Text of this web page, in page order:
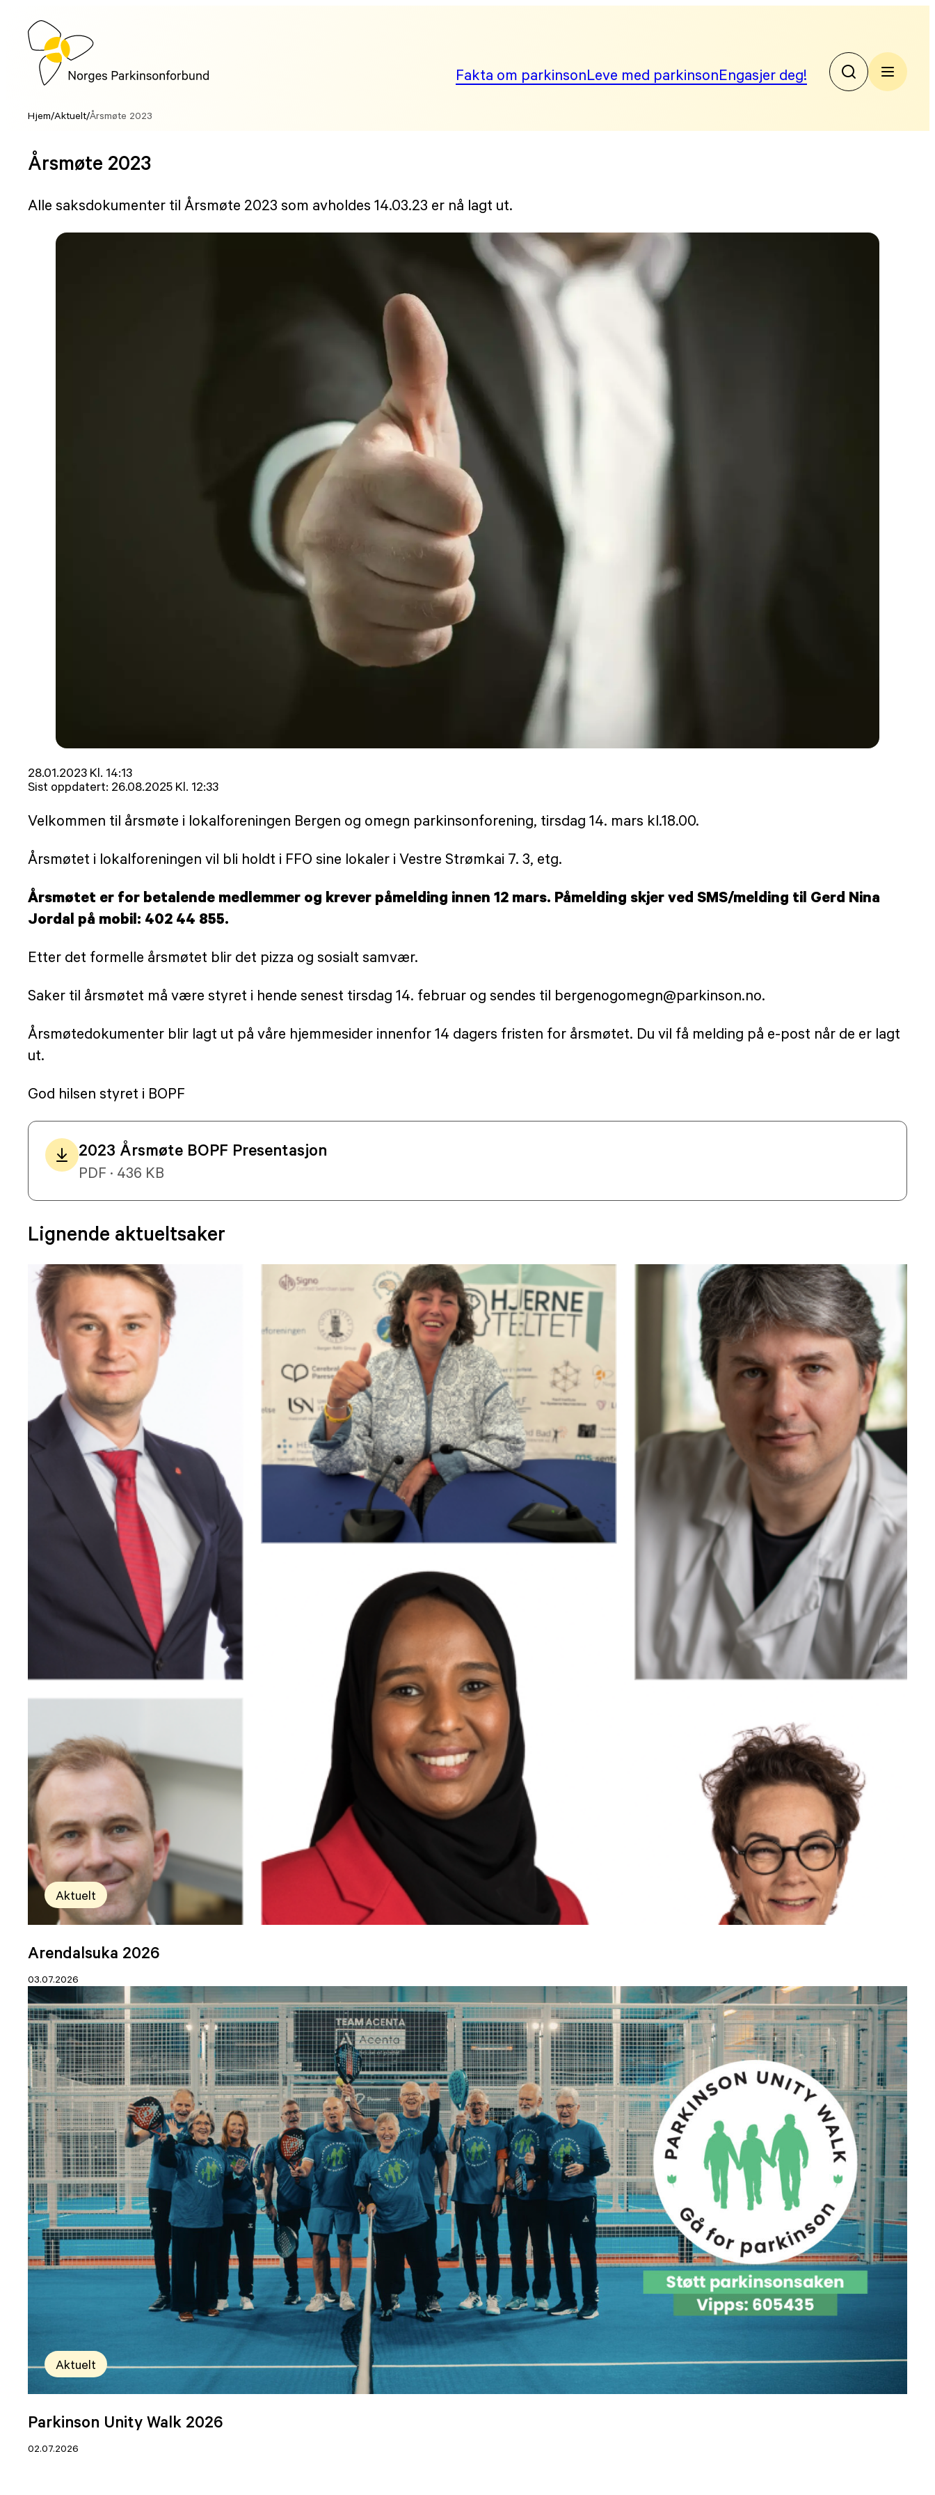
innhold
Fakta om parkinsonLeve med parkinsonEngasjer deg!
Hjem/Aktuelt/Årsmøte 2023
Årsmøte 2023
Alle saksdokumenter til Årsmøte 2023 som avholdes 14.03.23 er nå lagt ut.
Lagt
ut
28.01.2023 Kl. 14:13
Sist oppdatert: 26.08.2025 Kl. 12:33
Velkommen til årsmøte i lokalforeningen Bergen og omegn parkinsonforening, tirsdag 14. mars kl.18.00.
Årsmøtet i lokalforeningen vil bli holdt i FFO sine lokaler i Vestre Strømkai 7. 3, etg.
Årsmøtet er for betalende medlemmer og krever påmelding innen 12 mars. Påmelding skjer ved SMS/melding til Gerd Nina
Jordal på mobil: 402 44 855.
Etter det formelle årsmøtet blir det pizza og sosialt samvær.
Saker til årsmøtet må være styret i hende senest tirsdag 14. februar og sendes til bergenogomegn@parkinson.no.
Årsmøtedokumenter blir lagt ut på våre hjemmesider innenfor 14 dagers fristen for årsmøtet. Du vil få melding på e-post når de er lagt
ut.
God hilsen styret i BOPF
2023 Årsmøte BOPF Presentasjon
PDF · 436 KB
Lignende aktueltsaker
Aktuelt
Arendalsuka 2026
03.07.2026
Aktuelt
Parkinson Unity Walk 2026
02.07.2026